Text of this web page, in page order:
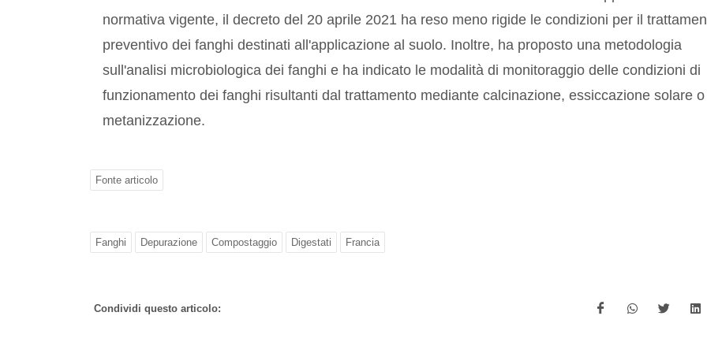
normativa vigente, il decreto del 20 aprile 2021 ha reso meno rigide le condizioni per il
preventivo dei fanghi destinati all'applicazione al suolo. Inoltre, ha proposto una metodologia
sull'analisi microbiologica dei fanghi e ha indicato le modalità di monitoraggio delle condizioni di
funzionamento dei fanghi risultanti dal trattamento mediante calcinazione, essiccazione solare o
metanizzazione.
Fonte articolo
Fanghi Depurazione Compostaggio Digestati Francia
Condividi questo articolo: